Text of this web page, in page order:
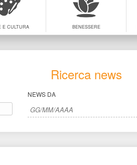
E CULTURA BENESSERE
Ricerca new
NEWS DA